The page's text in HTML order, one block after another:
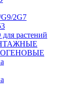
2G7
растений